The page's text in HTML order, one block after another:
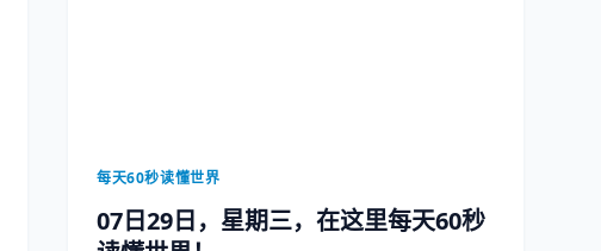
每天60秒读懂世界
07日29日，星期三，在这里每天60秒